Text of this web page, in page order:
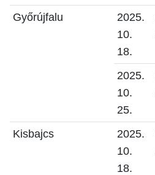
Győrújfalu
2025.
10.
18.
2025.
10.
25.
Kisbajcs
2025.
10.
18.